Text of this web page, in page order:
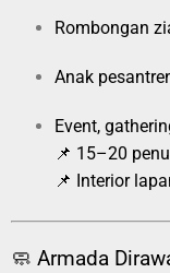
Rombongan
Anak
Event,
📌 15–20
📌 Interior
🧼 Armada